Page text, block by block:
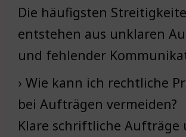
Die häufigsten
entstehen aus unklaren
und fehlender
› Wie kann ich rechtliche
bei Aufträgen vermeiden?
Klare schriftliche Aufträge